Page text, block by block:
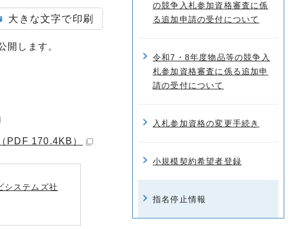
大きな文字で印刷
開します。
PDF 170.4KB）
システムズ社
の競争入札参加資格審査に係
る追加申請の受付について
令和7・8年度物品等の競争入
札参加資格審査に係る追加申
請の受付について
入札参加資格の変更手続き
小規模契約希望者登録
指名停止情報